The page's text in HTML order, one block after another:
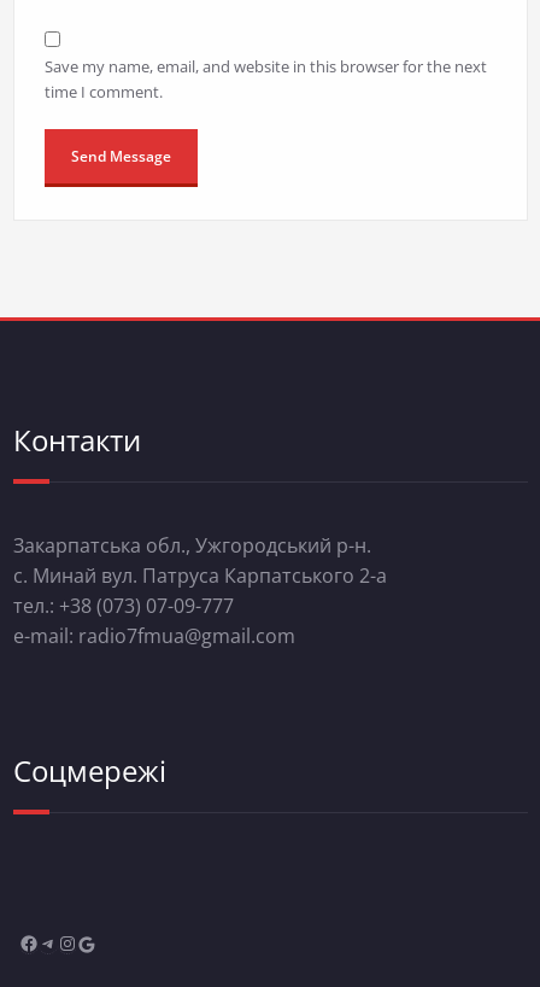
Save my name, email, and website in this browser for the next
time I comment.
Контакти
Закарпатська обл., Ужгородський р-н.
с. Минай вул. Патруса Карпатського 2-а
тел.: +38 (073) 07-09-777
e-mail: radio7fmua@gmail.com
Соцмережі